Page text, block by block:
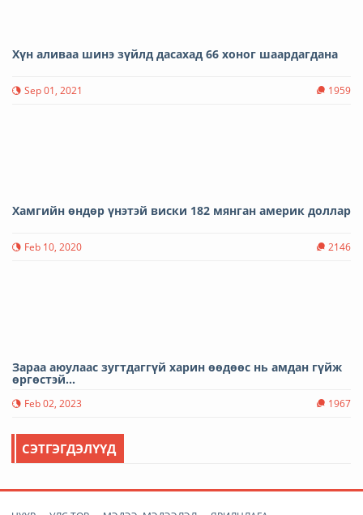
​Хүн аливаа шинэ зүйлд дасахад 66 хоног шаардагдана
Sep 01, 2021 1959
Хамгийн өндөр үнэтэй виски 182 мянган америк доллар
Feb 10, 2020 2146
Зараа аюулаас зугтдаггүй харин өөдөөс нь амдан гүйж
өргөстэй...
Feb 02, 2023 1967
СЭТГЭГДЭЛҮҮД